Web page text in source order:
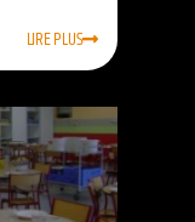
LIRE PLUS